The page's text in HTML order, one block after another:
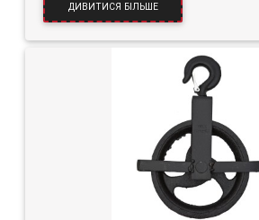
ДИВИТИСЯ БІЛЬШЕ